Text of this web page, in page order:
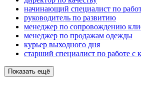
начинающий специалист по
руководитель по развитию
менеджер по сопровождению
менеджер по продажам одежды
курьер выходного дня
старший специалист по работе с
Показать ещё